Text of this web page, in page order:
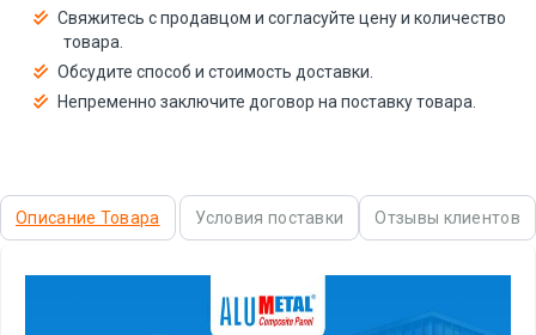
Свяжитесь с продавцом и согласуйте цену и количество
товара.
Обсудите способ и стоимость доставки.
Непременно заключите договор на поставку товара.
Описание Товара Условия поставки Отзывы клиентов